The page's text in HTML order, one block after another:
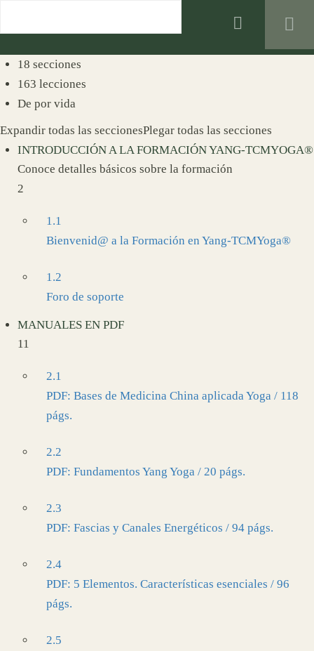
18 secciones
163 lecciones
De por vida
Expandir todas las seccionesPlegar todas las secciones
INTRODUCCIÓN A LA FORMACIÓN YANG-TCMYOGA®
Conoce detalles básicos sobre la formación
2
1.1
Bienvenid@ a la Formación en Yang-TCMYoga®
1.2
Foro de soporte
MANUALES EN PDF
11
2.1
PDF: Bases de Medicina China aplicada Yoga / 118
págs.
2.2
PDF: Fundamentos Yang Yoga / 20 págs.
2.3
PDF: Fascias y Canales Energéticos / 94 págs.
2.4
PDF: 5 Elementos. Características esenciales / 96
págs.
2.5